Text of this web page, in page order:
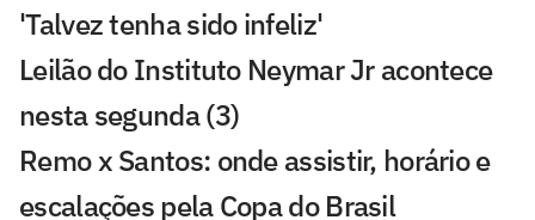
'Talvez tenha sido infeliz'
Leilão do Instituto Neymar Jr acontece
nesta segunda (3)
Remo x Santos: onde assistir, horário e
escalações pela Copa do Brasil